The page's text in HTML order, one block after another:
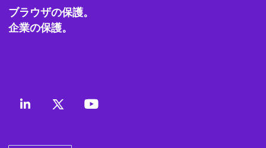
ブラウザの保護。
企業の保護。